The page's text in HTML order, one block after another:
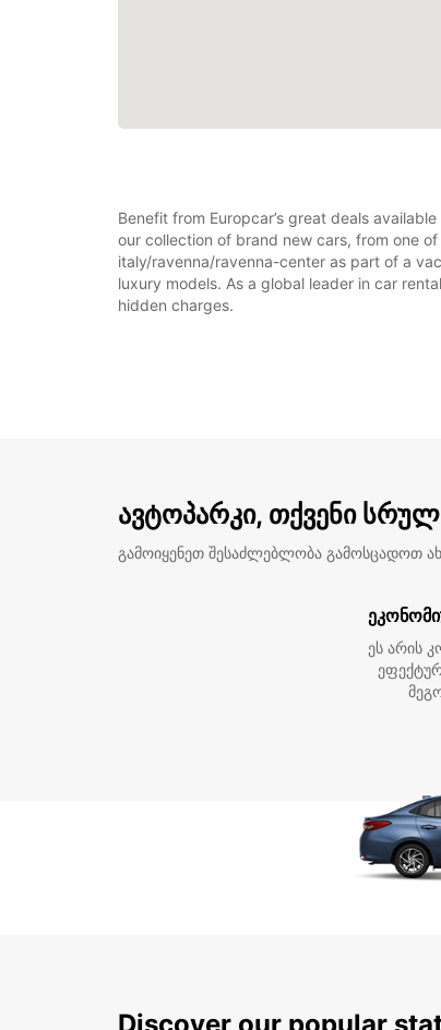
Benefit from Europcar’s great deals
our collection of brand new cars, from one
italy/ravenna/ravenna-center as part of a
luxury models. As a global leader in car
hidden charges.
ავტოპარკი, თქვენი
გამოიყენეთ შესაძლებლობა გამოსცადოთ
ეს არის